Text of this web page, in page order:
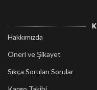
Hakkımızda
Öneri ve Şikayet
Sıkça Sorulan Sorular